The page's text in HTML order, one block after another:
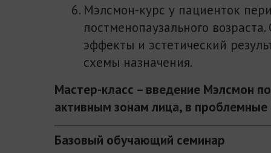
Мэлсмон-курс у пациенток
постменопаузального
эффекты и эстетический
схемы назначения.
Мастер-класс – введение Мэлсмон
активным зонам лица, в проблемные
Базовый обучающий семинар